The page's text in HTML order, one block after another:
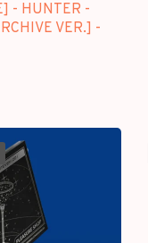
- HUNTER -
VER.] -